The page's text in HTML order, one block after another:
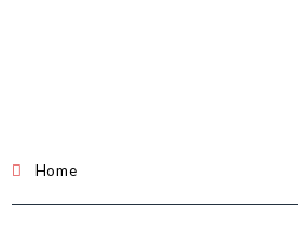
Home